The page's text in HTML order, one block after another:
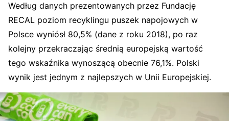
Według danych prezentowanych przez Fundację
RECAL poziom recyklingu puszek napojowych w
Polsce wyniósł 80,5% (dane z roku 2018), po raz
kolejny przekraczając średnią europejską wartość
tego wskaźnika wynoszącą obecnie 76,1%. Polski
wynik jest jednym z najlepszych w Unii Europejskiej.